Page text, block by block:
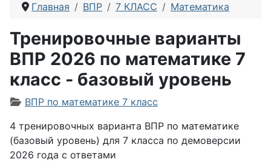
Главная ВПР 7 КЛАСС Математика
Тренировочные варианты
ВПР 2026 по математике 7
класс - базовый уровень
Информация о материале
ВПР по математике 7 класс
4 тренировочных варианта ВПР по математике
(базовый уровень) для 7 класса по демоверсии
2026 года с ответами